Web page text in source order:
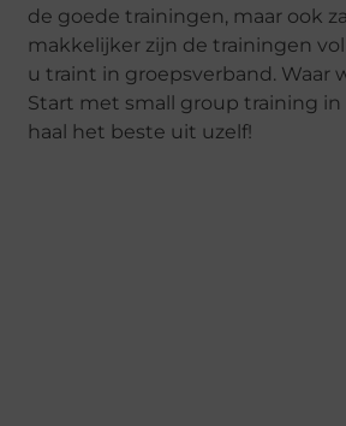
de goede trainingen, maar ook
makkelijker zijn de trainingen
u traint in groepsverband. Waar
Start met small group training in
haal het beste uit uzelf!